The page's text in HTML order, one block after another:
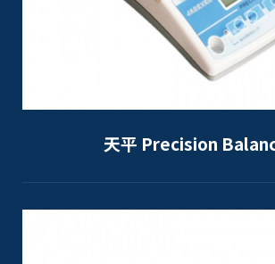
天平 Precision